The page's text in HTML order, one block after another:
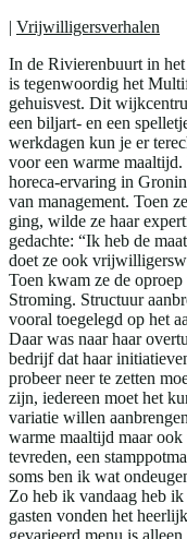
| Vrijwilligersverhalen
In de Rivierenbuurt in
is tegenwoordig het
gehuisvest. Dit
een biljart- en een
werkdagen kun je er
voor een warme
horeca-ervaring in
van management. Toen
ging, wilde ze haar
gedachte: “Ik heb de
doet ze ook
Toen kwam ze de
Stroming. Structuur
vooral toegelegd op het
Daar was naar haar
bedrijf dat haar
probeer neer te zetten
zijn, iedereen moet het
variatie willen
warme maaltijd maar
tevreden, een
soms ben ik wat
Zo heb ik vandaag heb ik
gasten vonden het
gevarieerd menu is